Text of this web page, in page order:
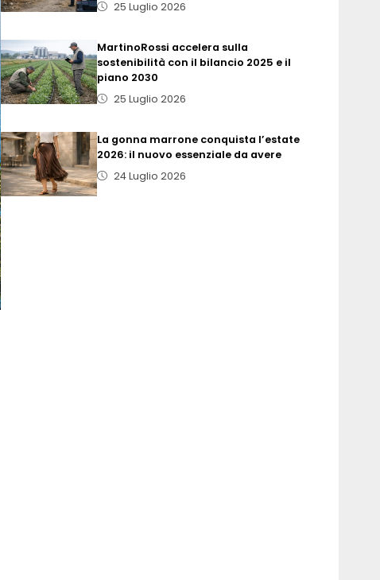
25 Luglio 2026
MartinoRossi accelera sulla
sostenibilità con il bilancio 2025 e il
piano 2030
25 Luglio 2026
La gonna marrone conquista l’estate
2026: il nuovo essenziale da avere
24 Luglio 2026